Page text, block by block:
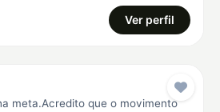
Ver perfil
meta.Acredito que o movimento